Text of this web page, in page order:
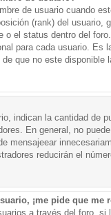
de usuario cuando
(rank) del usuario,
el status dentro del
para cada usuario. Es
que no este disponible
indican la cantidad de
En general, no
mensajeear
reducirán el
¡me pide que me
a través del foro,